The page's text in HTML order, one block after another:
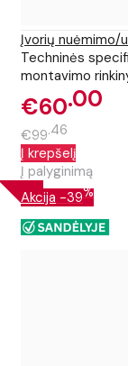
Įvorių nuėmimo/
Techninės
montavimo
€60 00
€99 46
Į krepšelį
Į palyginimą
Akcija -39%